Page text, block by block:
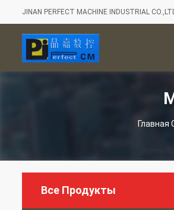
JINAN PERFECT MACHINE INDUSTRIAL
Главная
Все Продукты